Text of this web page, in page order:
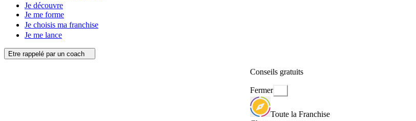
Je découvre
Je me forme
Je choisis ma franchise
Je me lance
Etre rappelé par un coach
Conseils gratuits
Fermer
Toute la Franchise